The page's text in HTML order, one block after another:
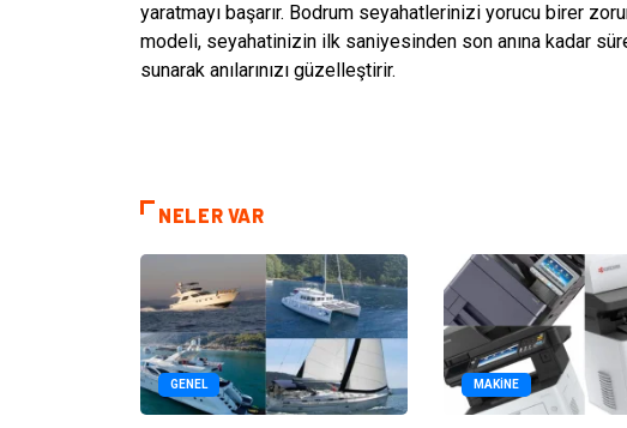
yaratmayı başarır. Bodrum seyahatlerinizi yorucu birer
modeli, seyahatinizin ilk saniyesinden son anına kadar
sunarak anılarınızı güzelleştirir.
NELER VAR
GENEL MAKINE